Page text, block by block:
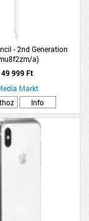
- 2nd Generation
a)
49 999 Ft
Markt
Info